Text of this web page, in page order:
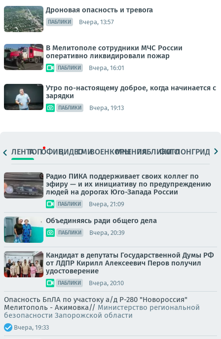
Дроновая опасность и тревога
ПАБЛИКИ Вчера, 13:57
В Мелитополе сотрудники МЧС России
оперативно ликвидировали пожар
ПАБЛИКИ Вчера, 16:01
Утро по-настоящему доброе, когда начинается с
зарядки
ПАБЛИКИ Вчера, 19:13
ЛЕНТАТОПОФИЦ.ВИДЕОСМИВОЕНКОРЫМНЕНИЯПАБЛИКИ
ФОТОЛОНГРИДЫ
Радио ПИКА поддерживает своих коллег по
эфиру — и их инициативу по предупреждению
людей на дорогах Юго-Запада России
ПАБЛИКИ Вчера, 21:09
Объединяясь ради общего дела
ПАБЛИКИ Вчера, 20:39
Кандидат в депутаты Государственной Думы РФ
от ЛДПР Кирилл Алексеевич Перов получил
удостоверение
ПАБЛИКИ Вчера, 20:10
Опасность БпЛА по участоку а/д Р-280 "Новороссия"
Мелитополь - Акимовка// Министерство региональной
безопасности Запорожской области
Вчера, 19:33